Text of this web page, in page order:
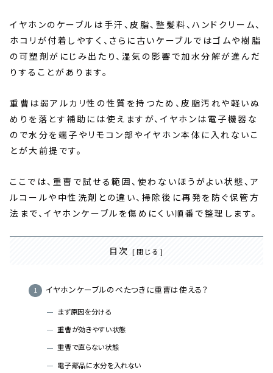
イヤホンのケーブルは手汗、皮脂、整髪料、ハンドクリーム、
ホコリが付着しやすく、さらに古いケーブルではゴムや樹脂
の可塑剤がにじみ出たり、湿気の影響で加水分解が進んだ
りすることがあります。
重曹は弱アルカリ性の性質を持つため、皮脂汚れや軽いぬ
めりを落とす補助には使えますが、イヤホンは電子機器な
ので水分を端子やリモコン部やイヤホン本体に入れないこ
とが大前提です。
ここでは、重曹で試せる範囲、使わないほうがよい状態、ア
ルコールや中性洗剤との違い、掃除後に再発を防ぐ保管方
法まで、イヤホンケーブルを傷めにくい順番で整理します。
目次
イヤホンケーブルのべたつきに重曹は使える？
まず原因を分ける
重曹が効きやすい状態
重曹で直らない状態
電子部品に水分を入れない